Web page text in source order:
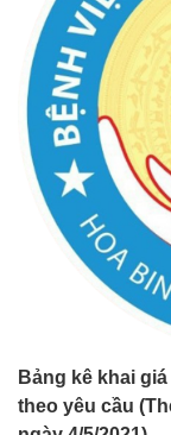
Bảng kê khai
theo yêu cầu